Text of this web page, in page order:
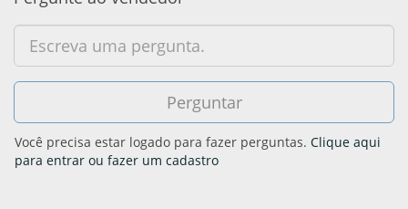
Você precisa estar logado para fazer perguntas. Clique aqui
para entrar ou fazer um cadastro